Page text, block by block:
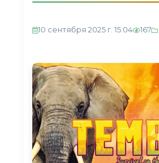
10 сентября 2025 г. 15:04 167